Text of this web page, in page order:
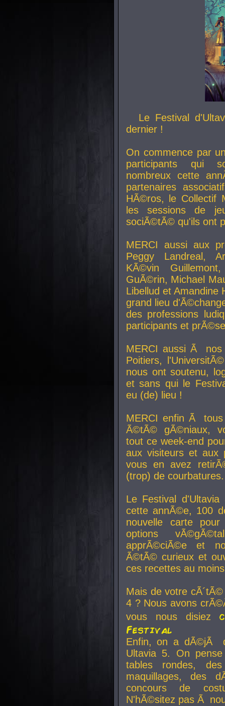
Le Festival
dernier !
On commence par
participants qui
nombreux cette
partenaires
HÃ©ros, le Collectif
les sessions de
sociÃ©tÃ© qu'ils ont
MERCI aussi aux
Peggy Landreal,
KÃ©vin
GuÃ©rin, Michael
Libellud et Amandine
grand lieu
des professions
participants et
MERCI aussi Ã nos
Poitiers,
nous ont soutenu,
et sans qui le
eu (de) lieu !
MERCI enfin Ã
Ã©tÃ© gÃ©niaux,
tout ce week-end
aux visiteurs et aux
vous en avez
(trop) de courbatures.
Le Festival
cette annÃ©e, 100
nouvelle carte
options
apprÃ©ciÃ©e et
Ã©tÃ© curieux et
ces recettes au
Mais de votre
4 ? Nous avons
vous nous disiez
Festival
Enfin, on a dÃ©jÃ
Ultavia 5. On
tables rondes,
maquillages, des
concours de
N'hÃ©sitez pas Ã